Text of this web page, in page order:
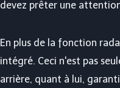
devez prêter une
En plus de la fonction
intégré. Ceci n'est pas
arrière, quant à lui,